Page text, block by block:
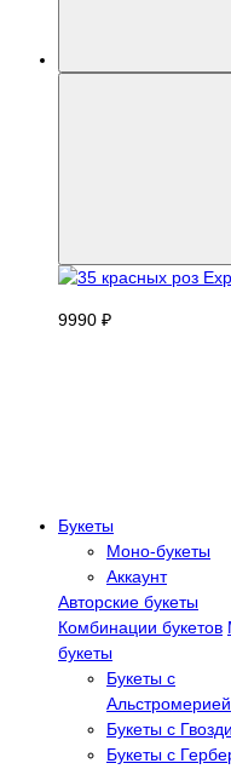
9990 ₽
Букеты
Моно-букеты
Аккаунт
Авторские букеты
Комбинации букетов
букеты
Букеты с
Альстромерией
Букеты с
Букеты с